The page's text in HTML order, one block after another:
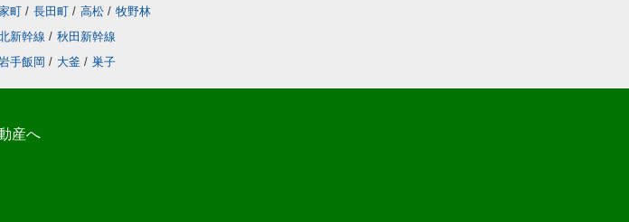
町 / 長田町 / 高松 / 牧野林
新幹線 / 秋田新幹線
手飯岡 / 大釜 / 巣子
産へ